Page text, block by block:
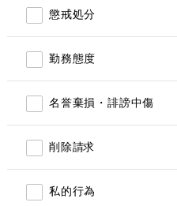
懲戒処分
勤務態度
名誉棄損・誹謗中傷
削除請求
私的行為